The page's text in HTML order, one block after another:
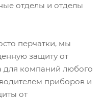
отделы и отделы
перчатки, мы
защиту от
для компаний любого
приборов и
от